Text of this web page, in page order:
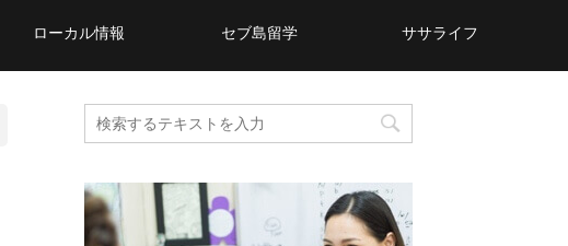
ローカル情報 セブ島留学 ササライフ